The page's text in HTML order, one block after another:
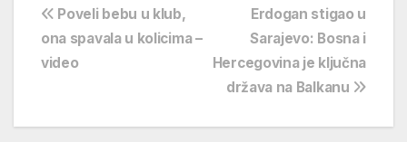
Navigacija
objava
Erdogan stigao u
Sarajevo: Bosna i
Hercegovina je ključna
država na Balkanu
Poveli bebu u klub,
ona spavala u kolicima –
video